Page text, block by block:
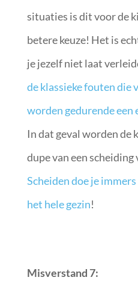
situaties is dit voor de
betere keuze! Het is
je jezelf niet laat
de klassieke fouten die
worden gedurende
In dat geval worden de
dupe van een scheiding
Scheiden doe je
het hele gezin!
Misverstand 7: